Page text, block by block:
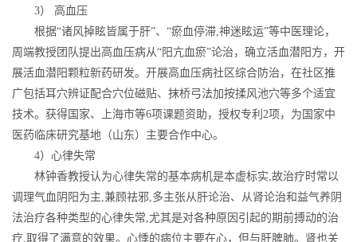
3） 高血压
根据“诸风掉眩皆属于肝”、“瘀血停滞,神迷眩运”等中医理论，
周端教授团队提出高血压病从“阳亢血瘀”论治，确立活血潜阳方，开
展活血潜阳颗粒新药研发。开展高血压病社区综合防治，在社区推
广包括耳穴辨证配合穴位磁贴、抹桥弓法加按揉风池穴等多个适宜
技术。获得国家、上海市等6项课题资助，授权专利2项，为国家中
医药临床研究基地（山东）主要合作中心。
4）心律失常
林钟香教授认为心律失常的基本病机是本虚标实,故治疗时常以
调理气血阴阳为主,兼顾祛邪,多主张从肝论治、从肾论治和益气养阴
法治疗各种类型的心律失常,尤其是对各种原因引起的期前搏动的治
疗,取得了满意的效果。心悸的病位主要在心，但与肝脾肺。肾也关